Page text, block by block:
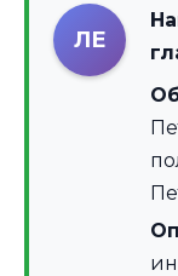
ЛЕ